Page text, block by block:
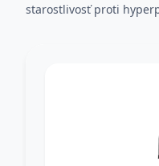
starostlivosť proti